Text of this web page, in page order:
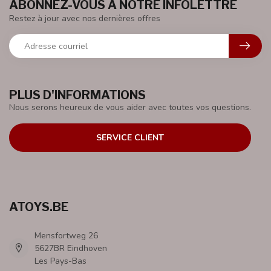
PLUS D'INFORMATIONS
Nous serons heureux de vous aider avec toutes vos questions.
SERVICE CLIENT
ABONNEZ-VOUS À NOTRE INFOLETTRE
Restez à jour avec nos dernières offres
ATOYS.BE
Mensfortweg 26
5627BR Eindhoven
Les Pays-Bas